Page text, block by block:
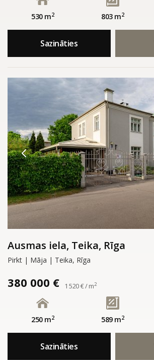
530 m2 803 m2
Sazināties
Ausmas iela, Teika, Rīga
Pirkt | Māja | Teika, Rīga
380 000 € 1 520 € / m2
250 m2 589 m2
Sazināties